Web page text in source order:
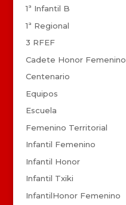
1ª Infantil B
1ª Regional
3 RFEF
Cadete Honor Femenino
Centenario
Equipos
Escuela
Femenino Territorial
Infantil Femenino
Infantil Honor
Infantil Txiki
InfantilHonor Femenino